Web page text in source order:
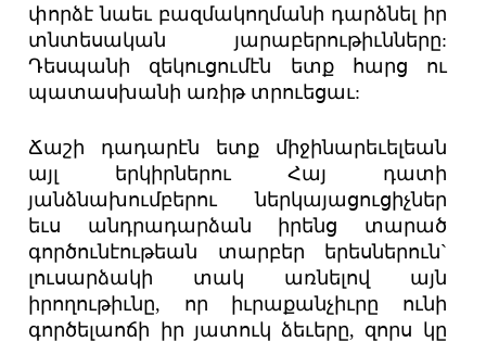
փորձէ նաեւ բազմակողմանի դարձնել իր
տնտեսական յարաբերութիւնները:
Դեսպանի զեկուցումէն ետք հարց ու
պատասխանի առիթ տրուեցաւ:
Ճաշի դադարէն ետք միջինարեւելեան
այլ երկիրներու Հայ դատի
յանձնախումբերու ներկայացուցիչներ
եւս անդրադարձան իրենց տարած
գործունէութեան տարբեր երեսներուն`
լուսարձակի տակ առնելով այն
իրողութիւնը, որ իւրաքանչիւրը ունի
գործելաոճի իր յատուկ ձեւերը, զորս կը